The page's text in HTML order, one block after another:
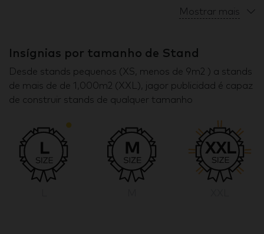
Mostrar mais
Insígnias por tamanho de Stand
Desde stands pequenos (XS, menos de 9m2 ) a stands
de mais de de 1,000m2 (XXL), jagor publicidad é capaz
de construir stands de qualquer tamanho